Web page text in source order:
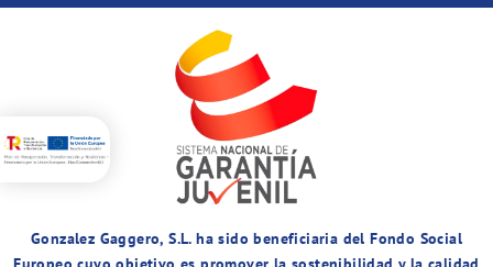
Gonzalez Gaggero, S.L. ha sido beneficiaria del Fondo Social